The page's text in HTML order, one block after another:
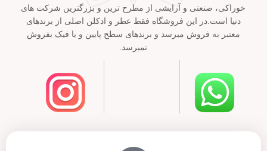
خوراکی، صنعتی و آرایشی از مطرح ترین و بزرگترین شرکت های
دنیا است.در این فروشگاه فقط عطر و ادکلن اصلی از برندهای
معتبر به فروش میرسد و برندهای سطح پایین و یا فیک بفروش
نمیرسد.